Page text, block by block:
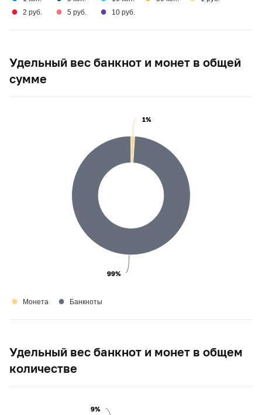
● 2 руб. ● 5 руб. ● 10 руб.
Удельный вес банкнот и монет в общей
сумме
Удельный вес банкнот и монет в общем
количестве
1%
1%
99%
99%
● Монета ● Банкноты
9%
9%